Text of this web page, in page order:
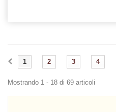
1 2 3 4
Mostrando 1 - 18 di 69 articoli